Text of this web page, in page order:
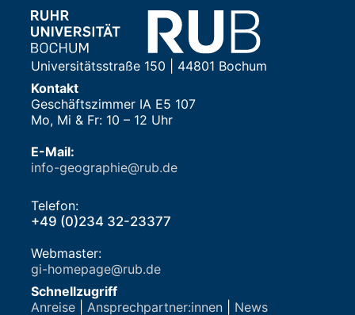
Universitätsstraße 150 | 44801 Bochum
Kontakt
Geschäftszimmer IA E5 107
Mo, Mi & Fr: 10 – 12 Uhr
E-Mail:
info-geographie@rub.de
Telefon:
+49 (0)234 32-23377
Webmaster:
gi-homepage@rub.de
Schnellzugriff
Anreise
Ansprechpartner:innen News